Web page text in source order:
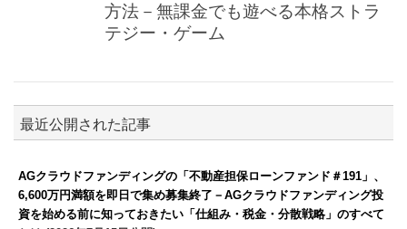
方法－無課金でも遊べる本格ストラ
テジー・ゲーム
最近公開された記事
AGクラウドファンディングの「不動産担保ローンファンド＃191」、
6,600万円満額を即日で集め募集終了－AGクラウドファンディング投
資を始める前に知っておきたい「仕組み・税金・分散戦略」のすべて